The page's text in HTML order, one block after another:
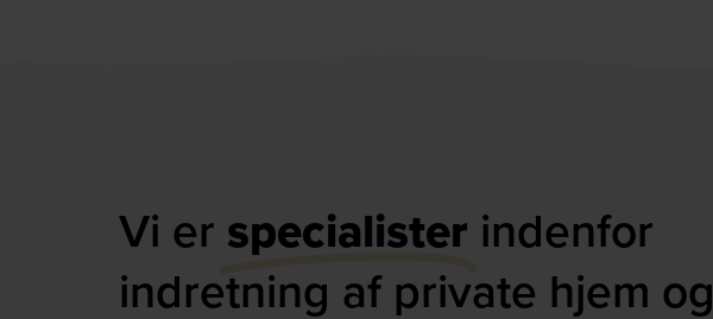
Vi er specialister indenfor
indretning af private hjem og